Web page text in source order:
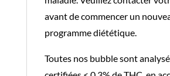
avant de commencer un
programme diététique.
Toutes nos bubble sont